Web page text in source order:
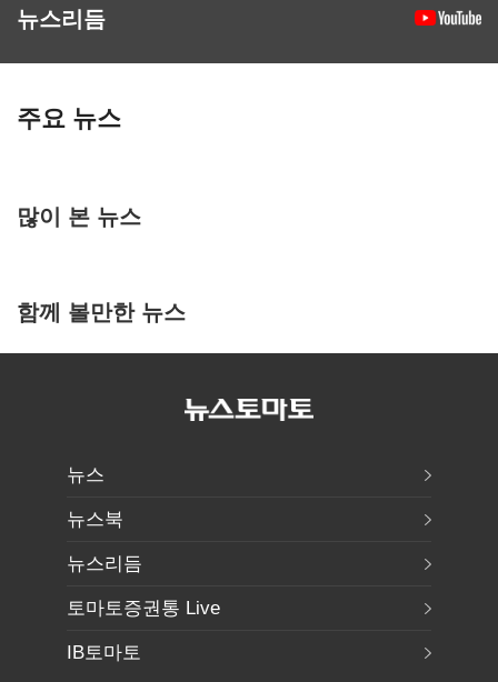
뉴스리듬
주요 뉴스
많이 본 뉴스
함께 볼만한 뉴스
뉴스
뉴스북
뉴스리듬
토마토증권통 Live
IB토마토